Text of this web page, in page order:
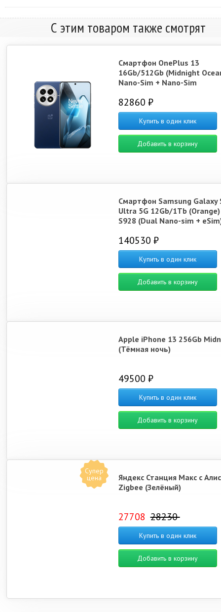
С этим товаром также смотрят
Смартфон OnePlus 13
16Gb/512Gb (Midnight
Nano-Sim + Nano-Sim
82860 ₽
Купить в один клик
Добавить в корзину
Смартфон Samsung Galaxy
Ultra 5G 12Gb/1Tb (Orange)
S928 (Dual Nano-sim +
140530 ₽
Купить в один клик
Добавить в корзину
Apple iPhone 13 256Gb
(Тёмная ночь)
49500 ₽
Купить в один клик
Добавить в корзину
Супер
цена
Яндекс Станция Макс с
Zigbee (Зелёный)
27708 28230
Купить в один клик
Добавить в корзину